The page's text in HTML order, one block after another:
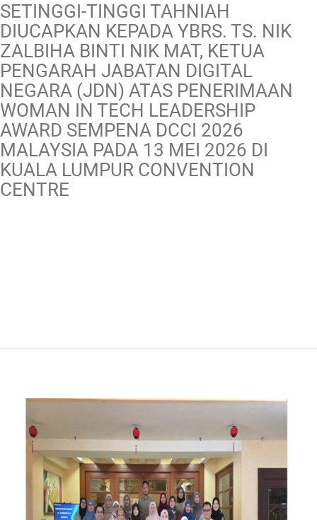
SETINGGI-TINGGI TAHNIAH
DIUCAPKAN KEPADA YBRS. TS. NIK
ZALBIHA BINTI NIK MAT, KETUA
PENGARAH JABATAN DIGITAL
NEGARA (JDN) ATAS PENERIMAAN
WOMAN IN TECH LEADERSHIP
AWARD SEMPENA DCCI 2026
MALAYSIA PADA 13 MEI 2026 DI
KUALA LUMPUR CONVENTION
CENTRE